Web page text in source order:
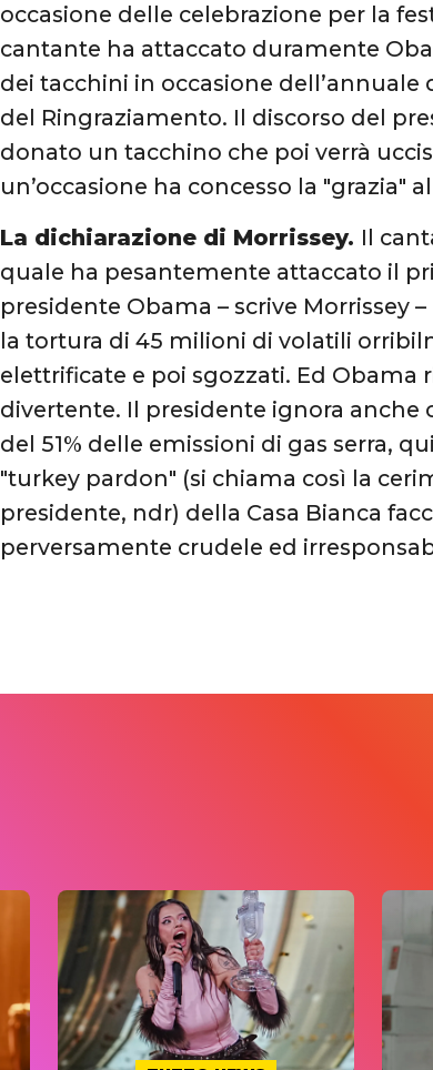
occasione delle celebrazione per la
cantante ha attaccato duramente
dei tacchini in occasione
del Ringraziamento. Il discorso del
donato un tacchino che poi verrà
un’occasione ha concesso la "grazia"
La dichiarazione di Morrissey. Il
quale ha pesantemente attaccato il
presidente Obama – scrive Morrissey
la tortura di 45 milioni di volatili
elettrificate e poi sgozzati. Ed Obama
divertente. Il presidente ignora anche
del 51% delle emissioni di gas serra,
"turkey pardon" (si chiama così la
presidente, ndr) della Casa Bianca
perversamente crudele ed